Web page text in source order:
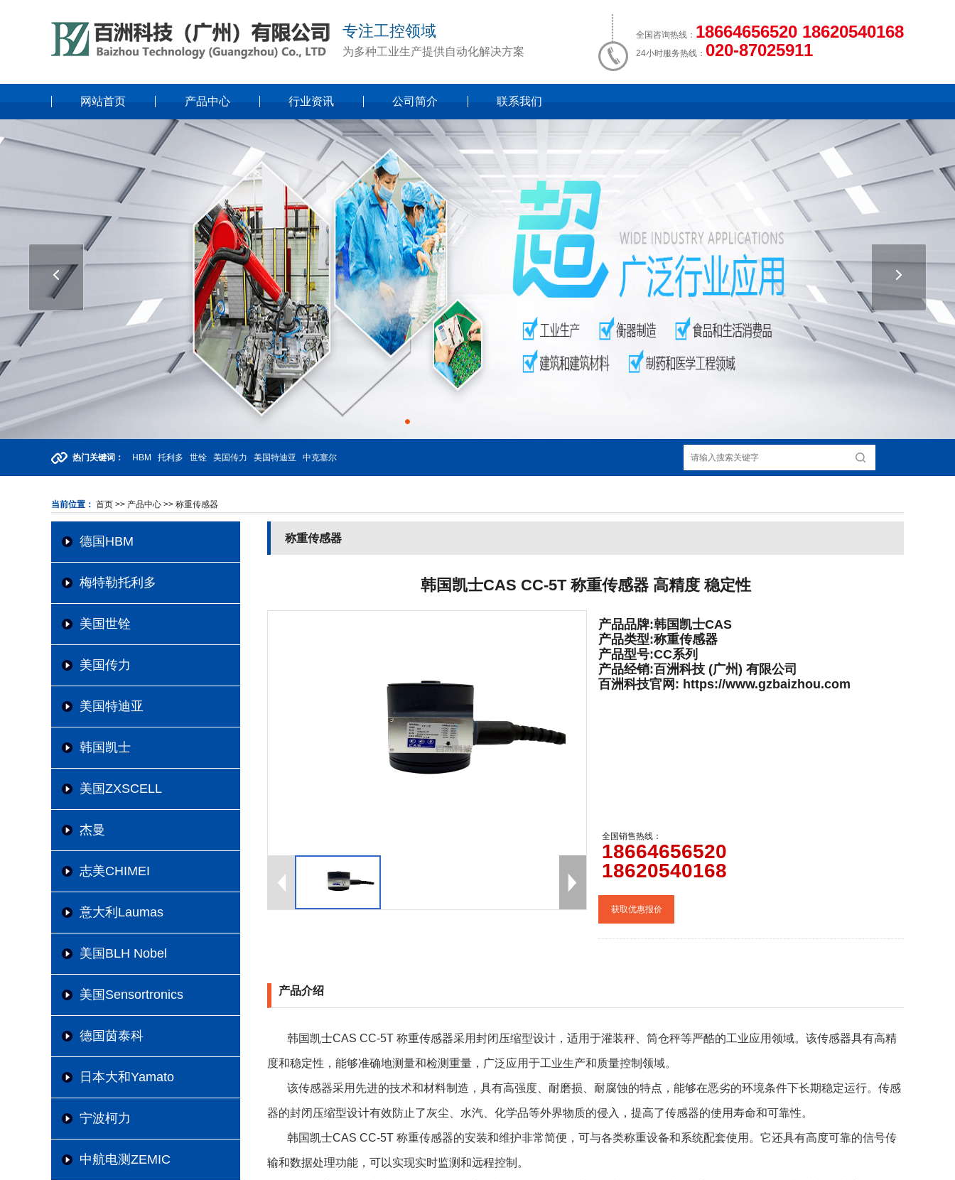
专注工控领域
为多种工业生产提供自动化解决方案
全国咨询热线： 18664656520 18620540168
24小时服务热线： 020-87025911
网站首页 产品中心 行业资讯 公司简介 联系我们
热门关键词： HBM 托利多 世铨 美国传力 美国特迪亚 中克塞尔
当前位置： 首页 >> 产品中心 >> 称重传感器
德国HBM
梅特勒托利多
美国世铨
美国传力
美国特迪亚
韩国凯士
美国ZXSCELL
杰曼
志美CHIMEI
意大利Laumas
美国BLH Nobel
美国Sensortronics
德国茵泰科
日本大和Yamato
宁波柯力
中航电测ZEMIC
称重传感器
韩国凯士CAS CC-5T 称重传感器 高精度 稳定性
产品品牌:韩国凯士CAS
产品类型:称重传感器
产品型号:CC系列
产品经销:百洲科技 (广州) 有限公司
百洲科技官网: https://www.gzbaizhou.com
全国销售热线：
18664656520
18620540168
获取优惠报价
产品介绍
韩国凯士CAS CC-5T 称重传感器采用封闭压缩型设计，适用于灌装秤、筒仓秤等严酷的工业应用领域。该传感器具有高精
度和稳定性，能够准确地测量和检测重量，广泛应用于工业生产和质量控制领域。
该传感器采用先进的技术和材料制造，具有高强度、耐磨损、耐腐蚀的特点，能够在恶劣的环境条件下长期稳定运行。传感
器的封闭压缩型设计有效防止了灰尘、水汽、化学品等外界物质的侵入，提高了传感器的使用寿命和可靠性。
韩国凯士CAS CC-5T 称重传感器的安装和维护非常简便，可与各类称重设备和系统配套使用。它还具有高度可靠的信号传
输和数据处理功能，可以实现实时监测和远程控制。